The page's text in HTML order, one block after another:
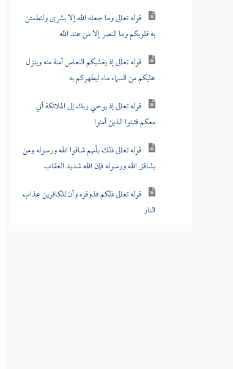
قوله تعالى وما جعله الله إلا بشرى ولتطمئن
به قلوبكم وما النصر إلا من عند الله
قوله تعالى إذ يغشيكم النعاس أمنة منه وينزل
عليكم من السماء ماء ليطهركم به
قوله تعالى إذ يوحي ربك إلى الملائكة أني
معكم فثبتوا الذين آمنوا
قوله تعالى ذلك بأنهم شاقوا الله ورسوله ومن
يشاقق الله ورسوله فإن الله شديد العقاب
قوله تعالى ذلكم فذوقوه وأن للكافرين عذاب
النار